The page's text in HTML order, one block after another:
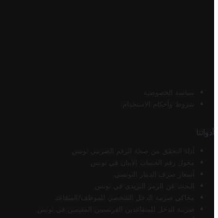
سياسة الخصوصية
شروط وأحكام الاستخدام
أدواتنا
أداة التحقق من صحة الرقم الضريبي تونس
محول رقم الحساب الآيبان في تونس
أسعار صرف الدينار التونسي
البحث عن الرمز البريدي في تونس
محاكي ضريبة الدخل الشخصي للموظف/المتقاعد
ضريبة الدخل للمتقاعدين الفرنسيين المقيمين في تونس